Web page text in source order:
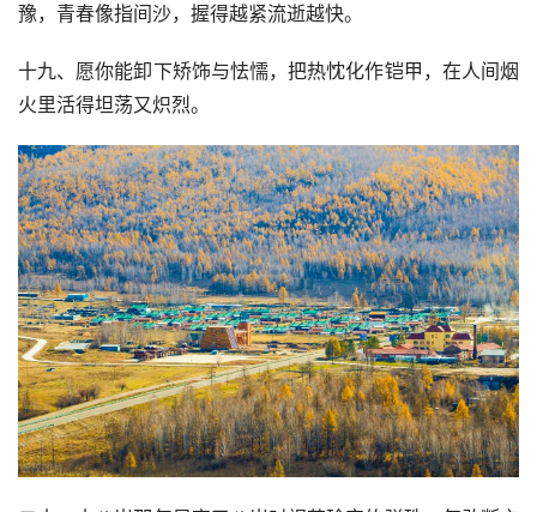
豫，青春像指间沙，握得越紧流逝越快。
十九、愿你能卸下矫饰与怯懦，把热忱化作铠甲，在人间烟
火里活得坦荡又炽烈。